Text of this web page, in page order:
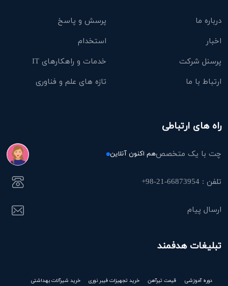
درباره ما
پرسش و پاسخ
اخبار
استخدام
پرسنل شرکت
خدمات و راهکارهای IT
ارتباط با ما
تازه های علم و فناوری
راه های ارتباطی
چت با یک متخصصهم اکنون آنلاین
تلفن : 66873954-21-98+
ارسال پیام
تبلیغات هدفمند
دوره آموزشی قیمت تیرآهن خرید تجهیزات فیبر نوری خرید شیرآلات بهداشتی